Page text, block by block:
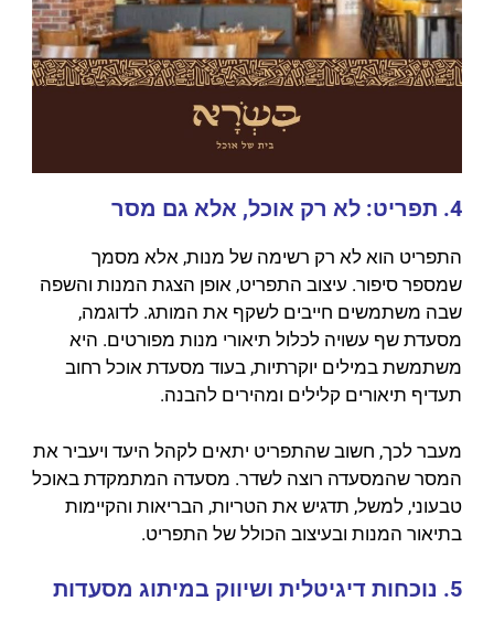
4. תפריט: לא רק אוכל, אלא גם מסר
התפריט הוא לא רק רשימה של מנות, אלא מסמך
שמספר סיפור. עיצוב התפריט, אופן הצגת המנות והשפה
שבה משתמשים חייבים לשקף את המותג. לדוגמה,
מסעדת שף עשויה לכלול תיאורי מנות מפורטים. היא
משתמשת במילים יוקרתיות, בעוד מסעדת אוכל רחוב
תעדיף תיאורים קלילים ומהירים להבנה.
מעבר לכך, חשוב שהתפריט יתאים לקהל היעד ויעביר את
המסר שהמסעדה רוצה לשדר. מסעדה המתמקדת באוכל
טבעוני, למשל, תדגיש את הטריות, הבריאות והקיימות
בתיאור המנות ובעיצוב הכולל של התפריט.
5. נוכחות דיגיטלית ושיווק במיתוג מסעדות